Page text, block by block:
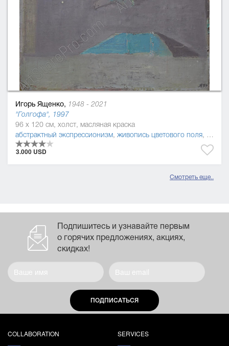
Игорь Ященко, 1948 - 2021
"Голгофа", 1997
96 x 120 см, холст, масляная краска
абстрактный экспрессионизм, живопись цветового поля,
3.000 USD
Смотреть еще..
Подпишитесь и узнавайте первым
о горячих предложениях, акциях,
скидках!
ПОДПИСАТЬСЯ
COLLABORATION SERVICES